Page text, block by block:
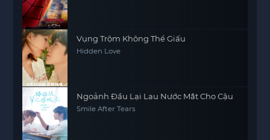
Vụng Trộm Không Thể Giấu
Hidden Love
Ngoảnh Đầu Lại Lau Nước Mắt Cho Cậu
Smile After Tears